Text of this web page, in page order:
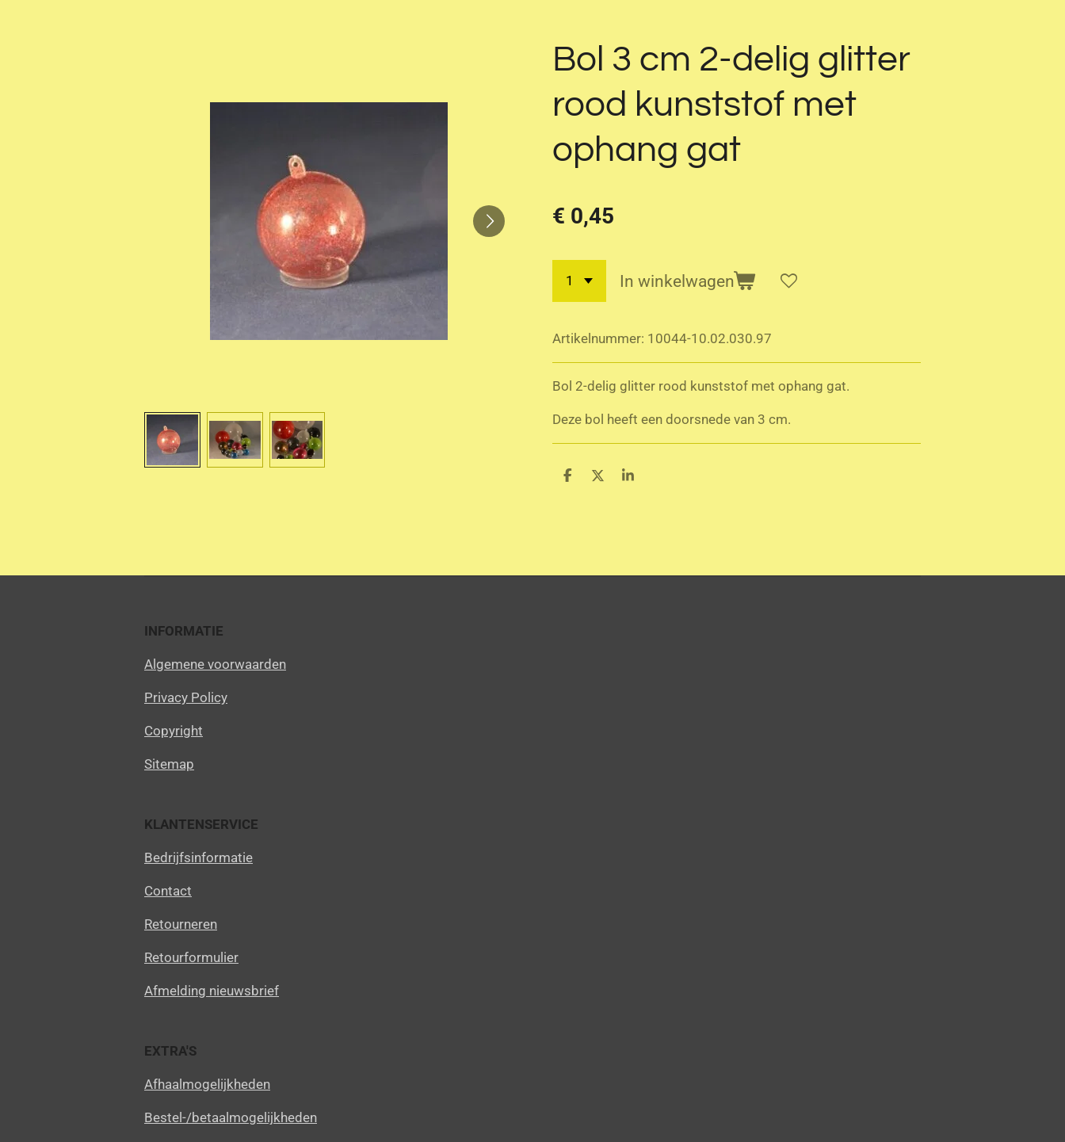
Bol 3 cm 2-delig glitter
rood kunststof met
ophang gat
€ 0,45
In winkelwagen
Artikelnummer: 10044-10.02.030.97
Bol 2-delig glitter rood kunststof met ophang gat.
Deze bol heeft een doorsnede van 3 cm.
D
D
S
INFORMATIE
Algemene voorwaarden
Privacy Policy
Copyright
Sitemap
KLANTENSERVICE
Bedrijfsinformatie
Contact
Retourneren
Retourformulier
Afmelding nieuwsbrief
EXTRA'S
Afhaalmogelijkheden
Bestel-/betaalmogelijkheden